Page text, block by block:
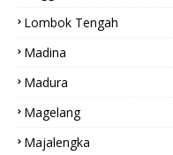
Lombok Tengah
Madina
Madura
Magelang
Majalengka